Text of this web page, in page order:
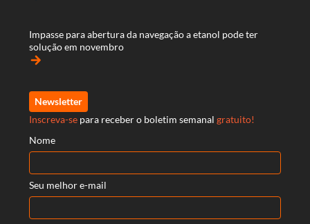
Impasse para abertura da navegação a etanol pode ter
solução em novembro
arrow_forward
Newsletter
Inscreva-se para receber o boletim semanal gratuito!
Nome
Seu melhor e-mail